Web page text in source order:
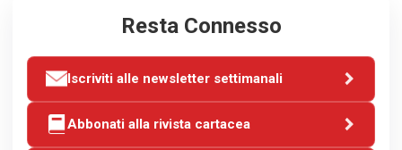
Resta Connesso
Iscriviti alle newsletter settimanali
Abbonati alla rivista cartacea